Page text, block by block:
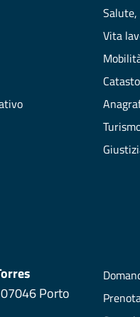
Salute,
Vita
Porto